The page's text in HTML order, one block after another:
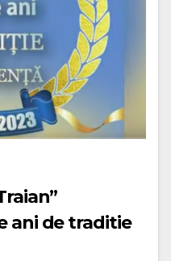
ani de traditie